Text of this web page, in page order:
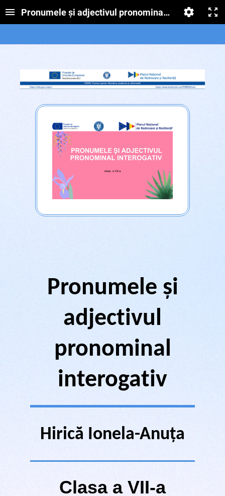
Pronumele și adjectivul pronominal interogativ
Pronumele și
adjectivul
pronominal
interogativ
Hirică Ionela-Anuța
Clasa a VII-a